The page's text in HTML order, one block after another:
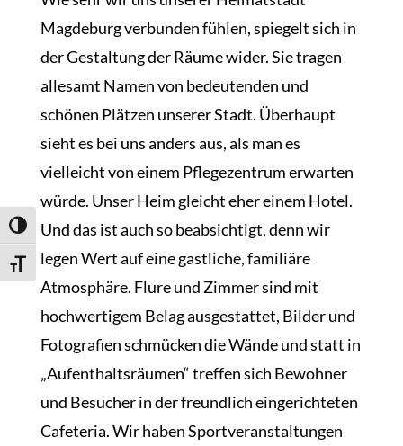
Umschalten auf hohe Kontraste
Schrift vergrößern
Magdeburg verbunden fühlen, spiegelt sich in
der Gestaltung der Räume wider. Sie tragen
allesamt Namen von bedeutenden und
schönen Plätzen unserer Stadt. Überhaupt
sieht es bei uns anders aus, als man es
vielleicht von einem Pflegezentrum erwarten
würde. Unser Heim gleicht eher einem Hotel.
Und das ist auch so beabsichtigt, denn wir
legen Wert auf eine gastliche, familiäre
Atmosphäre. Flure und Zimmer sind mit
hochwertigem Belag ausgestattet, Bilder und
Fotografien schmücken die Wände und statt in
„Aufenthaltsräumen“ treffen sich Bewohner
und Besucher in der freundlich eingerichteten
Cafeteria. Wir haben Sportveranstaltungen